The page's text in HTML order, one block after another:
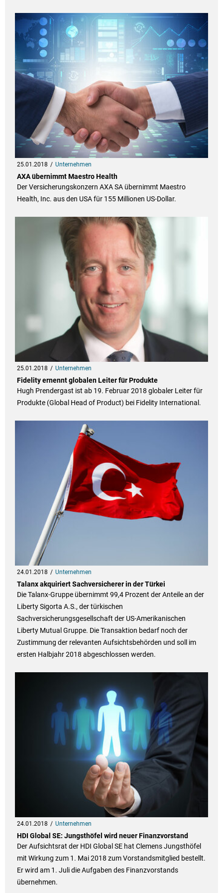
25.01.2018 Unternehmen
AXA übernimmt Maestro Health
Der Versicherungskonzern AXA SA übernimmt Maestro
Health, Inc. aus den USA für 155 Millionen US-Dollar.
25.01.2018 Unternehmen
Fidelity ernennt globalen Leiter für Produkte
Hugh Prendergast ist ab 19. Februar 2018 globaler Leiter für
Produkte (Global Head of Product) bei Fidelity International.
24.01.2018 Unternehmen
Talanx akquiriert Sachversicherer in der Türkei
Die Talanx-Gruppe übernimmt 99,4 Prozent der Anteile an der
Liberty Sigorta A.S., der türkischen
Sachversicherungsgesellschaft der US-Amerikanischen
Liberty Mutual Gruppe. Die Transaktion bedarf noch der
Zustimmung der relevanten Aufsichtsbehörden und soll im
ersten Halbjahr 2018 abgeschlossen werden.
24.01.2018 Unternehmen
HDI Global SE: Jungsthöfel wird neuer Finanzvorstand
Der Aufsichtsrat der HDI Global SE hat Clemens Jungsthöfel
mit Wirkung zum 1. Mai 2018 zum Vorstandsmitglied bestellt.
Er wird am 1. Juli die Aufgaben des Finanzvorstands
übernehmen.